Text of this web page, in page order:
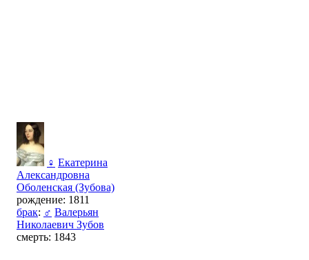
♀ Екатерина
Александровна
Оболенская (Зубова)
рождение: 1811
брак: ♂ Валерьян
Николаевич Зубов
смерть: 1843